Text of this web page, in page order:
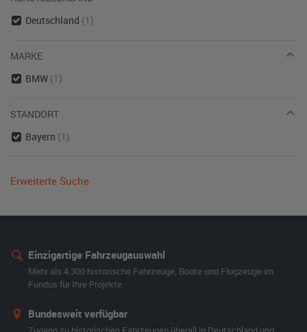
Deutschland (1)
MARKE
BMW (1)
STANDORT
Bayern (1)
Erweiterte Suche
Einzigartige Fahrzeugauswahl
Mehr als 4.300 historische Fahrzeuge, Boote und Flugzeuge im
Fundus für Ihre Projekte.
Bundesweit verfügbar